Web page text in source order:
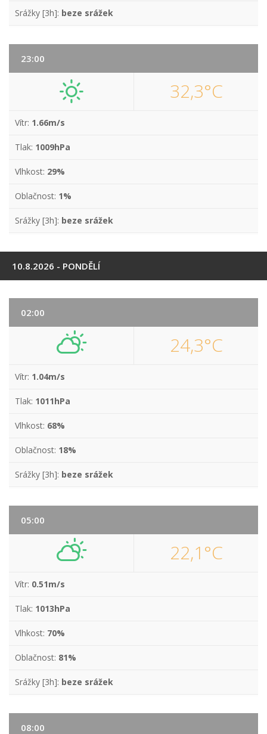
Srážky [3h]: beze srážek
23:00
32,3°C
Vítr: 1.66m/s
Tlak: 1009hPa
Vlhkost: 29%
Oblačnost: 1%
Srážky [3h]: beze srážek
10.8.2026 - PONDĚLÍ
02:00
24,3°C
Vítr: 1.04m/s
Tlak: 1011hPa
Vlhkost: 68%
Oblačnost: 18%
Srážky [3h]: beze srážek
05:00
22,1°C
Vítr: 0.51m/s
Tlak: 1013hPa
Vlhkost: 70%
Oblačnost: 81%
Srážky [3h]: beze srážek
08:00